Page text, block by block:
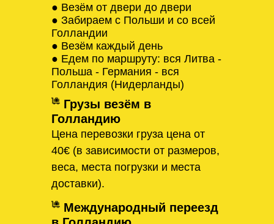
● Везём от двери до двери
● Забираем с Польши и со всей
Голландии
● Везём каждый день
● Едем по маршруту: вся Литва -
Польша - Германия - вся
Голландия (Нидерланды)
Грузы везём в
Голландию
Цена перевозки груза цена от
40€ (в зависимости от размеров,
веса, места погрузки и места
доставки).
Международный переезд